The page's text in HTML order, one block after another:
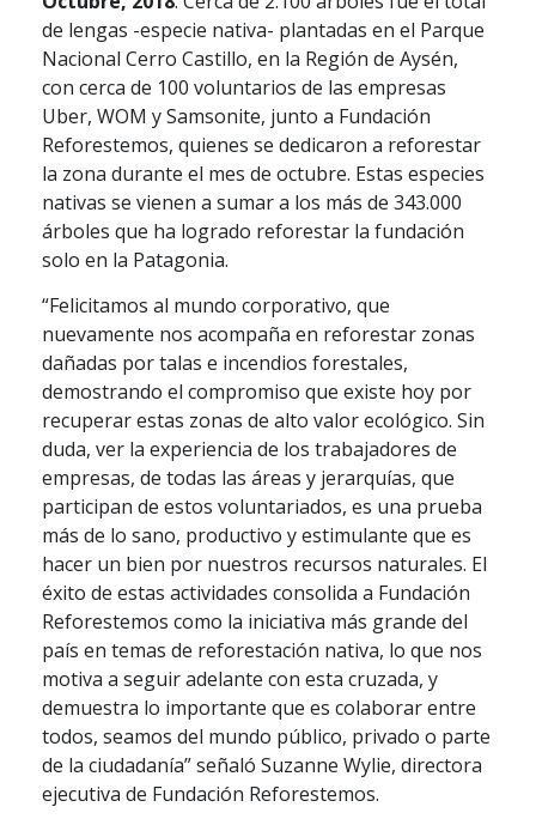
de lengas -especie nativa- plantadas en el Parque
Nacional Cerro Castillo, en la Región de Aysén,
con cerca de 100 voluntarios de las empresas
Uber, WOM y Samsonite, junto a Fundación
Reforestemos, quienes se dedicaron a reforestar
la zona durante el mes de octubre. Estas especies
nativas se vienen a sumar a los más de 343.000
árboles que ha logrado reforestar la fundación
solo en la Patagonia.
“Felicitamos al mundo corporativo, que
nuevamente nos acompaña en reforestar zonas
dañadas por talas e incendios forestales,
demostrando el compromiso que existe hoy por
recuperar estas zonas de alto valor ecológico. Sin
duda, ver la experiencia de los trabajadores de
empresas, de todas las áreas y jerarquías, que
participan de estos voluntariados, es una prueba
más de lo sano, productivo y estimulante que es
hacer un bien por nuestros recursos naturales. El
éxito de estas actividades consolida a Fundación
Reforestemos como la iniciativa más grande del
país en temas de reforestación nativa, lo que nos
motiva a seguir adelante con esta cruzada, y
demuestra lo importante que es colaborar entre
todos, seamos del mundo público, privado o parte
de la ciudadanía” señaló Suzanne Wylie, directora
ejecutiva de Fundación Reforestemos.